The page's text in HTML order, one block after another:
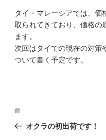
タイ・マレーシアでは、価
取られてきており、価格の
ます。
次回はタイでの現在の対策
ついて書く予定です。
投
ナ
前
の
前
オクラの初出荷です！